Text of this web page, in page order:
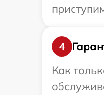
4
Как